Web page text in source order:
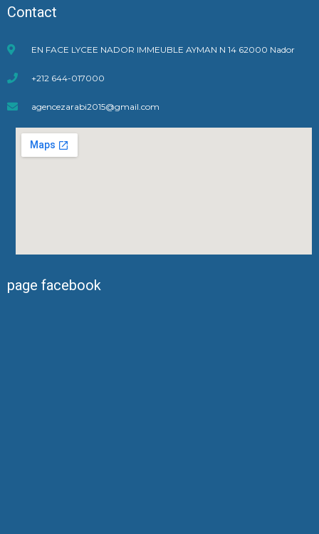
Contact
EN FACE LYCEE NADOR IMMEUBLE AYMAN N 14 62000 Nador
+212 644-017000
agencezarabi2015@gmail.com
page facebook